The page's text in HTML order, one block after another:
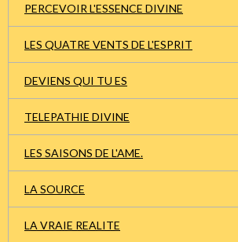
PERCEVOIR L'ESSENCE DIVINE
LES QUATRE VENTS DE L'ESPRIT
DEVIENS QUI TU ES
TELEPATHIE DIVINE
LES SAISONS DE L'AME.
LA SOURCE
LA VRAIE REALITE